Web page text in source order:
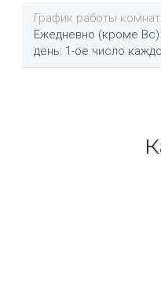
График работы
Ежедневно (кроме
день: 1-ое число